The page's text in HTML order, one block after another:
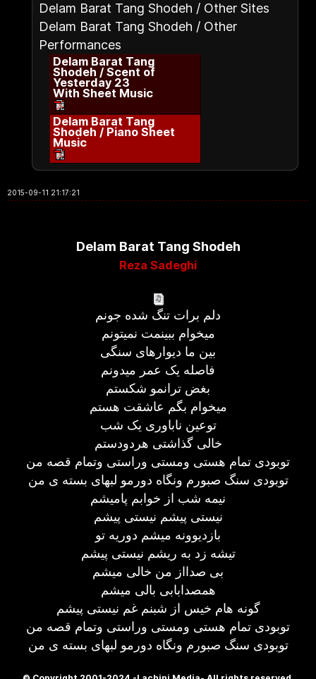
Delam Barat Tang Shodeh / Other Sites
Delam Barat Tang Shodeh / Other
Performances
Delam Barat Tang
Shodeh / Scent of
Yesterday 23
With Sheet Music
Delam Barat Tang
Shodeh / Piano Sheet
Music
2015-09-11 21:17:21
Delam Barat Tang Shodeh
Reza Sadeghi
دلم برات تنگ شده جونم
میخوام ببینمت نمیتونم
بین ما دیوارهای سنگی
فاصله یک عمر میدونم
بغض ترانمو شکستم
میخوام بگم عاشقت هستم
توعین ناباوری یک شب
خالی گذاشتی هردودستم
توبودی تمام هستی ومستی وراستی وتمام قصه من
توبودی سنگ صبورم ونگاه دورمو لبهای بسته ی من
نیمه شب از خوابم پامیشم
نیستی پیشم نیستی پیشم
بازدیوونه میشم دوریه تو
تیشه زد به ریشم نیستی پیشم
بی صدااز من خالی میشم
همصدابابی بالی میشم
گونه هام خیس از شبنم غم نیستی پیشم
توبودی تمام هستی ومستی وراستی وتمام قصه من
توبودی سنگ صبورم ونگاه دورمو لبهای بسته ی من